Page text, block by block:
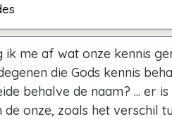
ik me af wat onze kennis
die Gods kennis
behalve de naam? ... er
de onze, zoals het verschil